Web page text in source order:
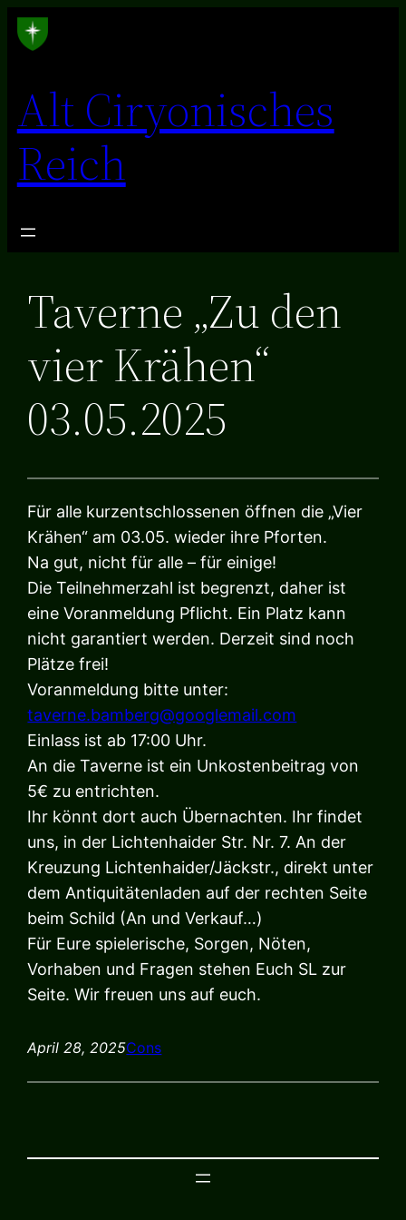
Zum
Inhalt
Alt Ciryonisches
Reich
Taverne „Zu den
vier Krähen“
03.05.2025
Für alle kurzentschlossenen öffnen die „Vier
Krähen“ am 03.05. wieder ihre Pforten.
Na gut, nicht für alle – für einige!
Die Teilnehmerzahl ist begrenzt, daher ist
eine Voranmeldung Pflicht. Ein Platz kann
nicht garantiert werden. Derzeit sind noch
Plätze frei!
Voranmeldung bitte unter:
taverne.bamberg@googlemail.com
Einlass ist ab 17:00 Uhr.
An die Taverne ist ein Unkostenbeitrag von
5€ zu entrichten.
Ihr könnt dort auch Übernachten. Ihr findet
uns, in der Lichtenhaider Str. Nr. 7. An der
Kreuzung Lichtenhaider/Jäckstr., direkt unter
dem Antiquitätenladen auf der rechten Seite
beim Schild (An und Verkauf…)
Für Eure spielerische, Sorgen, Nöten,
Vorhaben und Fragen stehen Euch SL zur
Seite.Wir freuen uns auf euch.
April 28, 2025Cons